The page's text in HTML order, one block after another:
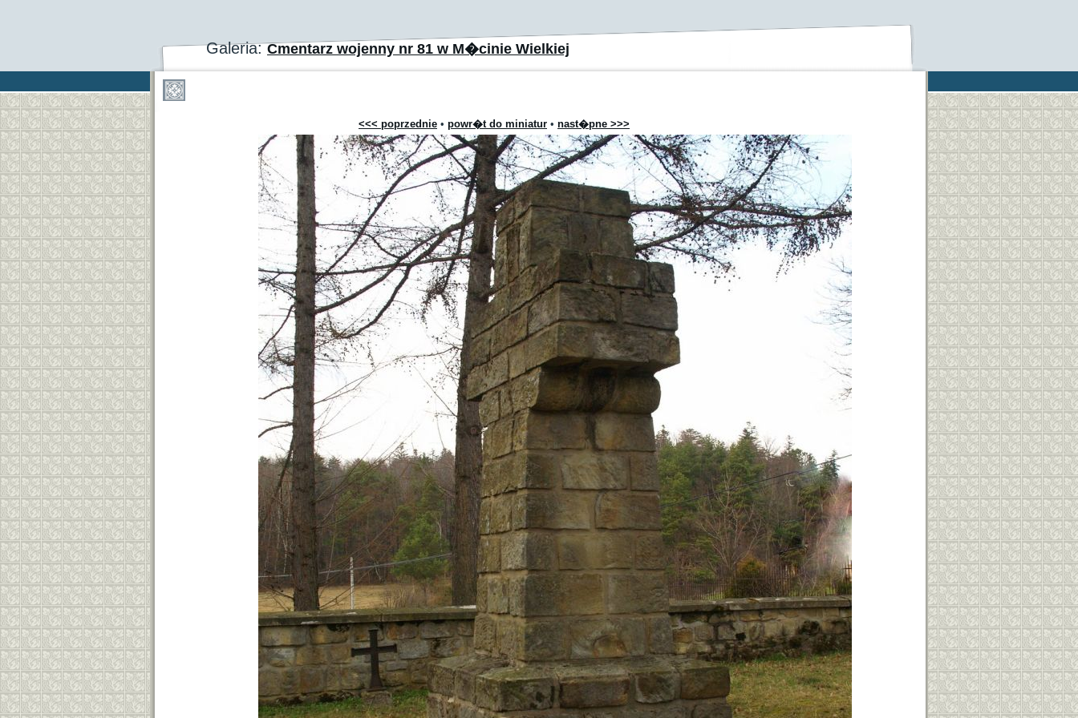
Galeria:Cmentarz wojenny nr 81 w M�cinie Wielkiej
<<< poprzednie • powr�t do miniatur • nast�pne >>>